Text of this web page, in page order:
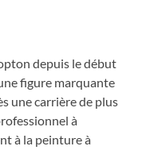
depuis le début
figure marquante
une carrière de plus
à
à la peinture à